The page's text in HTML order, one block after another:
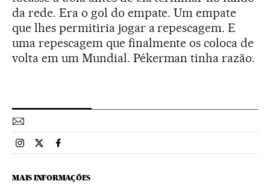
da rede. Era o gol do empate. Um empate
que lhes permitiria jogar a repescagem. E
uma repescagem que finalmente os coloca de
volta em um Mundial. Pékerman tinha razão.
Esportes El País Brasil en Instagram
Esportes El País Brasil en Twitter
Esportes El País Brasil en Facebook
MAIS INFORMAÇÕES